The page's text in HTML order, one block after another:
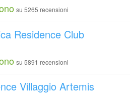
su 5265 recensioni
Residence Club
su 5891 recensioni
Villaggio Artemis